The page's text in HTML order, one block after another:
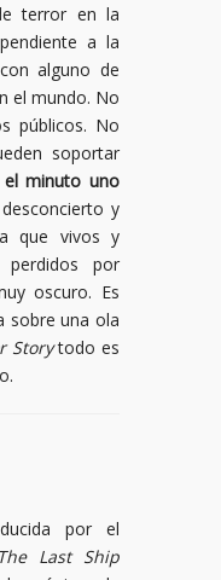
terror en la
a la
alguno de
el mundo. No
públicos. No
soportar
minuto uno
y
que vivos y
por
oscuro. Es
sobre una ola
Storytodo es
por el
The Last Ship